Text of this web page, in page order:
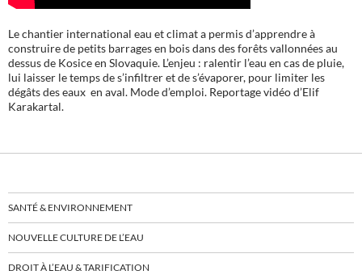
Le chantier international eau et climat a permis d’apprendre à
construire de petits barrages en bois dans des forêts vallonnées au
dessus de Kosice en Slovaquie. L’enjeu : ralentir l’eau en cas de pluie,
lui laisser le temps de s’infiltrer et de s’évaporer, pour limiter les
dégâts des eaux en aval. Mode d’emploi. Reportage vidéo d’Elif
Karakartal.
SANTÉ & ENVIRONNEMENT
NOUVELLE CULTURE DE L’EAU
DROIT À L’EAU & TARIFICATION